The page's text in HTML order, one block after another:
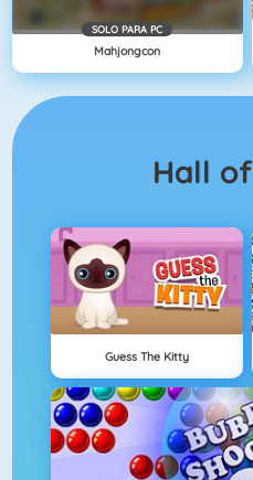
SOLO PARA PC
Mahjongcon
Hall of
Guess The Kitty